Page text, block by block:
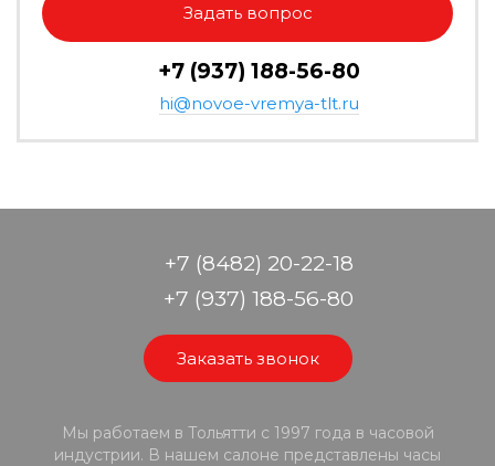
Задать вопрос
+7 (937) 188-56-80
hi@novoe-vremya-tlt.ru
+7 (8482) 20-22-18
+7 (937) 188-56-80
Заказать звонок
Мы работаем в Тольятти с 1997 года в часовой
индустрии. В нашем салоне представлены часы